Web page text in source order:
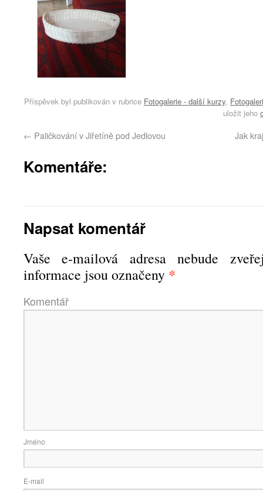
Příspěvek byl publikován v rubrice Fotogalerie - další kurzy,
uložit jeho
← Paličkování v Jiřetíně pod Jedlovou Jak
Komentáře:
Napsat komentář
Vaše e-mailová adresa nebude
informace jsou označeny *
E-